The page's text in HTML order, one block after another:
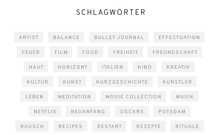
SCHLAGWÖRTER
ARTIST BALANCE BULLET JOURNAL EFFECTUATION
FEUER FILM FOOD FREIHEIT FREUNDSCHAFT
HAUT HORIZONT ITALIEN KINO KREATIV
KULTUR KUNST KURZGESCHICHTE KÜNSTLER
LEBEN MEDITATION MOVIE COLLECTION MUSIK
NETFLIX NEUANFANG OSCARS POTSDAM
RAUSCH RECIPES RESTART REZEPTE RITUALE